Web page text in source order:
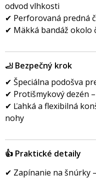
odvod vlhkosti
✔ Perforovaná predná
✔ Mäkká bandáž okolo
🦶 Bezpečný krok
✔ Špeciálna podošva
✔ Protišmykový dezén
✔ Ľahká a flexibilná
nohy
👍 Praktické detaily
✔ Zapínanie na šnúrky